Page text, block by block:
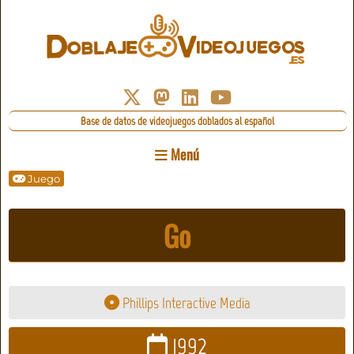
Base de datos de videojuegos doblados al español
Menú
Juego
Go
Phillips Interactive Media
1992